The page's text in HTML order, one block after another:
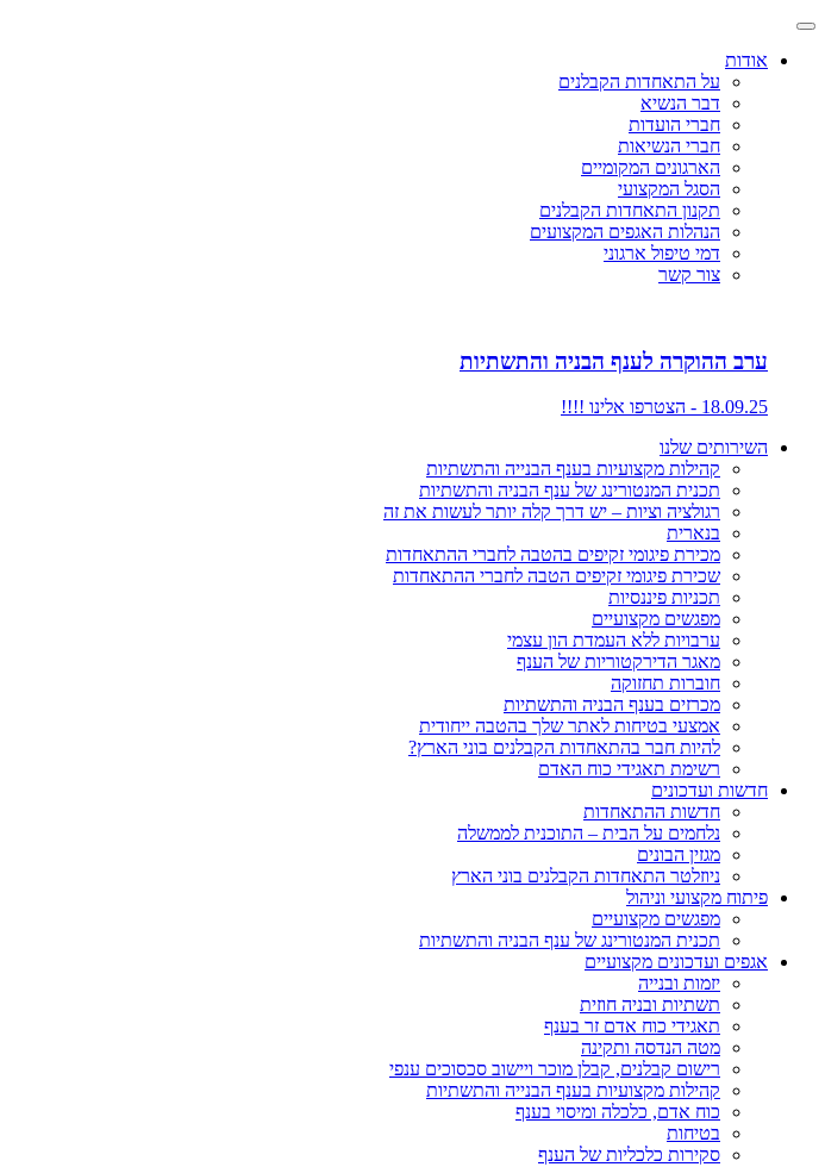
אודות
על התאחדות הקבלנים
דבר הנשיא
חברי הועדות
חברי הנשיאות
הארגונים המקומיים
הסגל המקצועי
תקנון התאחדות הקבלנים
הנהלות האגפים המקצועים
דמי טיפול ארגוני
צור קשר
ערב ההוקרה לענף הבניה והתשתיות
18.09.25 - הצטרפו אלינו !!!!
השירותים שלנו
קהילות מקצועיות בענף הבנייה והתשתיות
תכנית המנטורינג של ענף הבניה והתשתיות
רגולציה וציות – יש דרך קלה יותר לעשות את זה
בנארית
מכירת פיגומי זקיפים בהטבה לחברי ההתאחדות
שכירת פיגומי זקיפים הטבה לחברי ההתאחדות
תכניות פיננסיות
מפגשים מקצועיים
ערבויות ללא העמדת הון עצמי
מאגר הדירקטוריות של הענף
חוברות תחזוקה
מכרזים בענף הבניה והתשתיות
אמצעי בטיחות לאתר שלך בהטבה ייחודית
להיות חבר בהתאחדות הקבלנים בוני הארץ?
רשימת תאגידי כוח האדם
חדשות ועדכונים
חדשות ההתאחדות
נלחמים על הבית – התוכנית לממשלה
מגזין הבונים
ניוזלטר התאחדות הקבלנים בוני הארץ
פיתוח מקצועי וניהול
מפגשים מקצועיים
תכנית המנטורינג של ענף הבניה והתשתיות
אגפים ועדכונים מקצועיים
יזמות ובנייה
תשתיות ובניה חוזית
תאגידי כוח אדם זר בענף
מטה הנדסה ותקינה
רישום קבלנים, קבלן מוכר ויישוב סכסוכים ענפי
קהילות מקצועיות בענף הבנייה והתשתיות
כוח אדם, כלכלה ומיסוי בענף
בטיחות
סקירות כלכליות של הענף